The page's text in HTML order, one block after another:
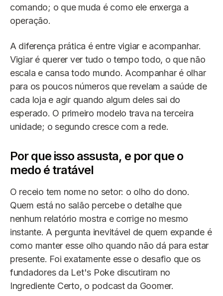
comando; o que muda é como ele enxerga a
operação.
A diferença prática é entre vigiar e acompanhar.
Vigiar é querer ver tudo o tempo todo, o que não
escala e cansa todo mundo. Acompanhar é olhar
para os poucos números que revelam a saúde de
cada loja e agir quando algum deles sai do
esperado. O primeiro modelo trava na terceira
unidade; o segundo cresce com a rede.
Por que isso assusta, e por que o
medo é tratável
O receio tem nome no setor: o olho do dono.
Quem está no salão percebe o detalhe que
nenhum relatório mostra e corrige no mesmo
instante. A pergunta inevitável de quem expande é
como manter esse olho quando não dá para estar
presente. Foi exatamente esse o desafio que os
fundadores da Let's Poke discutiram no
Ingrediente Certo, o podcast da Goomer.